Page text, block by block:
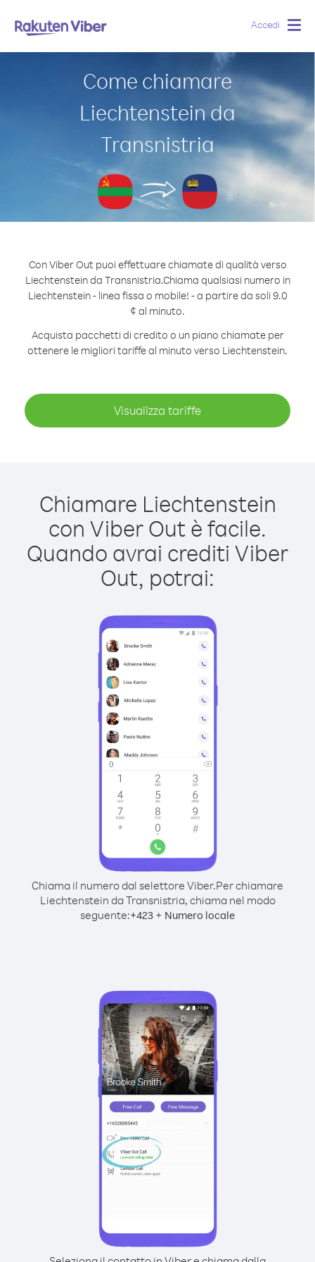
Accedi
Come chiamare
Liechtenstein da
Transnistria
Con Viber Out puoi effettuare chiamate di qualità verso
Liechtenstein da Transnistria.Chiama qualsiasi numero in
Liechtenstein - linea fissa o mobile! - a partire da soli 9.0
¢ al minuto.
Acquista pacchetti di credito o un piano chiamate per
ottenere le migliori tariffe al minuto verso Liechtenstein.
Visualizza tariffe
Chiamare Liechtenstein
con Viber Out è facile.
Quando avrai crediti Viber
Out, potrai:
Chiama il numero dal selettore Viber.Per chiamare
Liechtenstein da Transnistria, chiama nel modo
seguente:+423 + Numero locale